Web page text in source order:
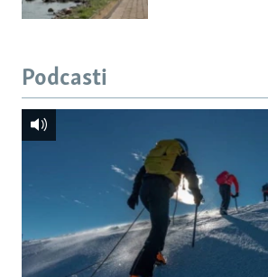
Podcasti